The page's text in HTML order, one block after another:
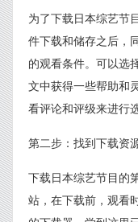
为了下载日本综艺节
件下载和储存之后，
的观看条件。可以选
文中获得一些帮助和
看评论和评级来进行
第二步：找到下载资
下载日本综艺节目的
站，在下载前，观看